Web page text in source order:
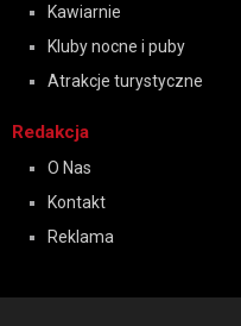
Kawiarnie
Kluby nocne i puby
Atrakcje turystyczne
Redakcja
O Nas
Kontakt
Reklama